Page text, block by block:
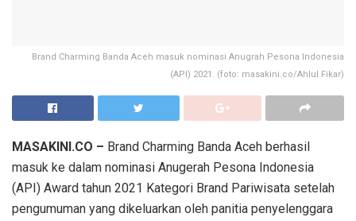
Brand Charming Banda Aceh masuk nominasi Anugrah Pesona Indonesia
(API) 2021. (foto: masakini.co/Ahlul Fikar)
MASAKINI.CO – Brand Charming Banda Aceh berhasil
masuk ke dalam nominasi Anugerah Pesona Indonesia
(API) Award tahun 2021 Kategori Brand Pariwisata setelah
pengumuman yang dikeluarkan oleh panitia penyelenggara